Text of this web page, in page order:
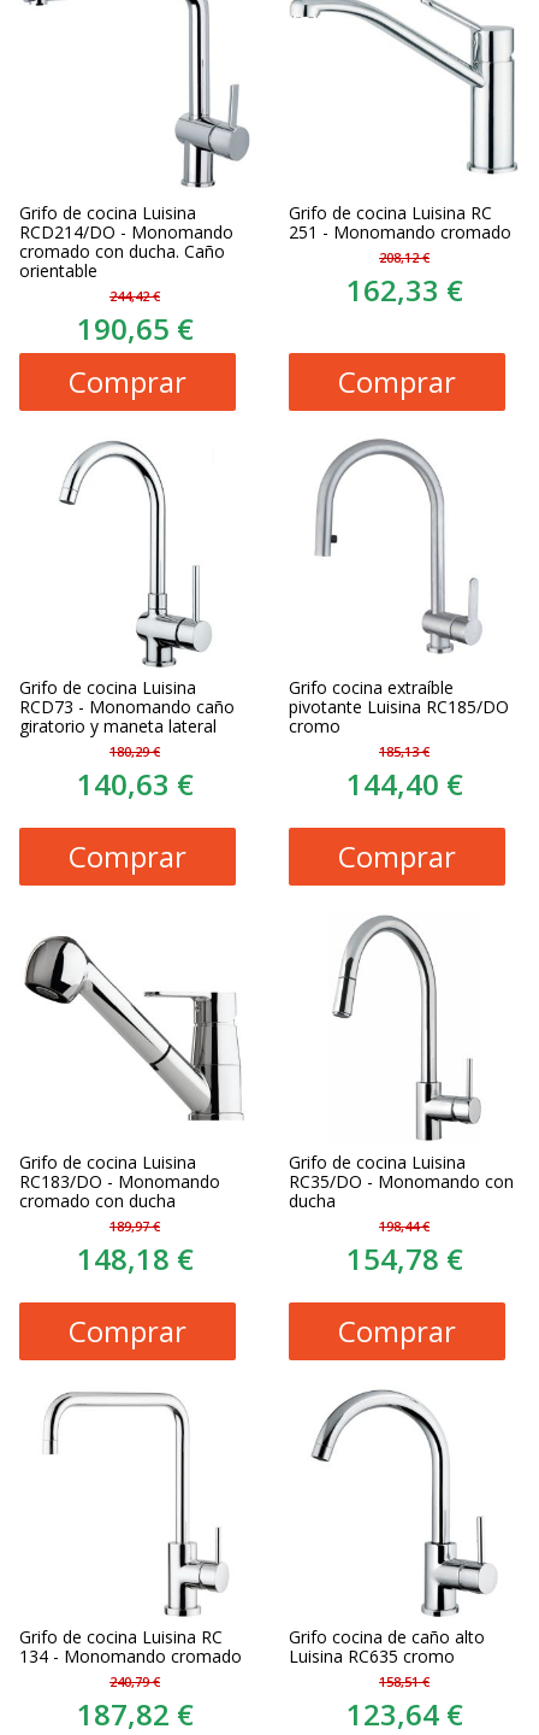
Grifo de cocina Luisina
RCD214/DO - Monomando
cromado con ducha. Caño
orientable
244,42 €
190,65 €
Comprar
Grifo de cocina Luisina RC
251 - Monomando cromado
208,12 €
162,33 €
Comprar
Grifo de cocina Luisina
RCD73 - Monomando caño
giratorio y maneta lateral
180,29 €
140,63 €
Comprar
Grifo cocina extraíble
pivotante Luisina RC185/DO
cromo
185,13 €
144,40 €
Comprar
Grifo de cocina Luisina
RC183/DO - Monomando
cromado con ducha
189,97 €
148,18 €
Comprar
Grifo de cocina Luisina
RC35/DO - Monomando con
ducha
198,44 €
154,78 €
Comprar
Grifo de cocina Luisina RC
134 - Monomando cromado
240,79 €
187,82 €
Grifo cocina de caño alto
Luisina RC635 cromo
158,51 €
123,64 €